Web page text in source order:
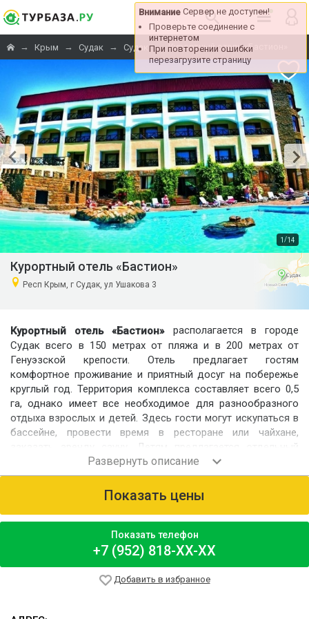
Внимание Сервер не доступен!
Проверьте соединение с
интернетом
При повторении ошибки
перезагрузите страницу
→ Крым → Судак → Судак → Курортный отель «Бастион»
1 /14
Курортный отель «Бастион»
Респ Крым, г Судак, ул Ушакова 3
Курортный отель «Бастион»располагается в городе
Судак всего в 150 метрах от пляжа и в 200 метрах от
Генуэзской крепости. Отель предлагает гостям
комфортное проживание и приятный досуг на побережье
круглый год. Территория комплекса составляет всего 0,5
га, однако имеет все необходимое для разнообразного
отдыха взрослых и детей. Здесь гости могут искупаться в
бассейне, провести время в ресторане или чайхане,
заказать аренду сауну. Детям предлагается отдельный
детский бассейн и услуги аниматора.
Гости размещаются в благоустроенных номерах различных
категорий:
«Эконом» 2-местный однокомнатный и 3-местный
двухкомнатный;
«Стандарт» 2-местный однокомнатный и 3-местный
двухкомнатный;
Показать цены
Показать телефон
+7 (952) 818-XX-XX
Добавить в избранное